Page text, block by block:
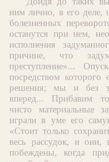
ним лично, в его деле,
болезненных
останутся при нем,
исполнения
причине, что
преступление»...
посредством
решения; мы и без
вперед... Прибавим
чисто материальные
играли в уме его
«Стоит только
весь рассудок, и они,
побеждены, когда